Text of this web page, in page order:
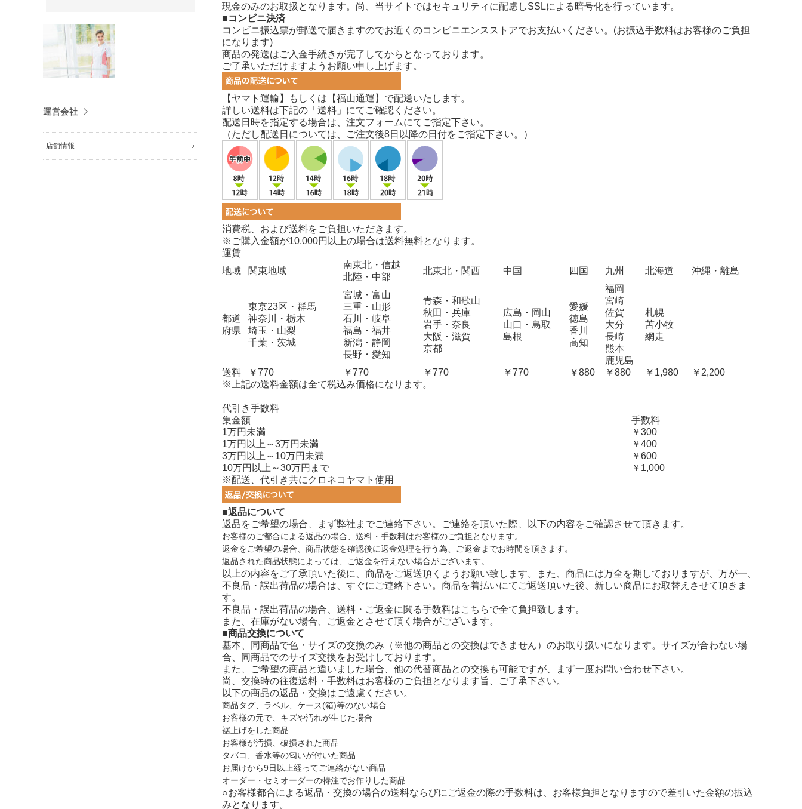
現金のみのお取扱となります。尚、当サイトではセキュリティに配慮しSSLによる暗号化を行っています。
■コンビニ決済
コンビニ振込票が郵送で届きますのでお近くのコンビニエンスストアでお支払いください。(お振込手数料はお客様のご負担
になります)
商品の発送はご入金手続きが完了してからとなっております。
ご了承いただけますようお願い申し上げます。
【ヤマト運輸】もしくは【福山通運】で配送いたします。
詳しい送料は下記の「送料」にてご確認ください。
配送日時を指定する場合は、注文フォームにてご指定下さい。
（ただし配送日については、ご注文後8日以降の日付をご指定下さい。）
消費税、および送料をご負担いただきます。
※ご購入金額が10,000円以上の場合は送料無料となります。
運賃
地域
関東地域
南東北・信越
北陸・中部
北東北・関西 中国 四国 九州 北海道 沖縄・離島
都道
府県
東京23区・群馬
神奈川・栃木
埼玉・山梨
千葉・茨城
宮城・富山
三重・山形
石川・岐阜
福島・福井
新潟・静岡
長野・愛知
青森・和歌山
秋田・兵庫
岩手・奈良
大阪・滋賀
京都
広島・岡山
山口・鳥取
島根
愛媛
徳島
香川
高知
福岡
宮崎
佐賀
大分
長崎
熊本
鹿児島
札幌
苫小牧
網走
送料 ￥770 ￥770 ￥770 ￥770 ￥880 ￥880 ￥1,980
￥2,200
※上記の送料金額は全て税込み価格になります。
代引き手数料
集金額
手数料
1万円未満
￥300
1万円以上～3万円未満
￥400
3万円以上～10万円未満
￥600
10万円以上～30万円まで
￥1,000
※配送、代引き共にクロネコヤマト使用
■返品について
返品をご希望の場合、まず弊社までご連絡下さい。ご連絡を頂いた際、以下の内容をご確認させて頂きます。
お客様のご都合による返品の場合、送料・手数料はお客様のご負担となります。
返金をご希望の場合、商品状態を確認後に返金処理を行う為、ご返金までお時間を頂きます。
返品された商品状態によっては、ご返金を行えない場合がございます。
以上の内容をご了承頂いた後に、商品をご返送頂くようお願い致します。また、商品には万全を期しておりますが、万が一、
不良品・誤出荷品の場合は、すぐにご連絡下さい。商品を着払いにてご返送頂いた後、新しい商品にお取替えさせて頂きま
す。
不良品・誤出荷品の場合、送料・ご返金に関る手数料はこちらで全て負担致します。
また、在庫がない場合、ご返金とさせて頂く場合がございます。
■商品交換について
基本、同商品で色・サイズの交換のみ（※他の商品との交換はできません）のお取り扱いになります。サイズが合わない場
合、同商品でのサイズ交換をお受けしております。
また、ご希望の商品と違いました場合、他の代替商品との交換も可能ですが、まず一度お問い合わせ下さい。
尚、交換時の往復送料・手数料はお客様のご負担となります旨、ご了承下さい。
以下の商品の返品・交換はご遠慮ください。
商品タグ、ラベル、ケース(箱)等のない場合
お客様の元で、キズや汚れが生じた場合
裾上げをした商品
お客様が汚損、破損された商品
タバコ、香水等の匂いが付いた商品
お届けから9日以上経ってご連絡がない商品
オーダー・セミオーダーの特注でお作りした商品
○お客様都合による返品・交換の場合の送料ならびにご返金の際の手数料は、お客様負担となりますので差引いた金額の振込
みとなります。
運営会社
店舗情報